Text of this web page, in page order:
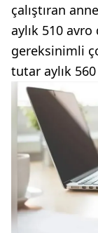
çalıştıran
aylık 510
gereksinimli
tutar aylık 560